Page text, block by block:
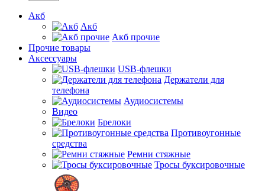
Акб
Акб
Акб прочие
Прочие товары
Аксессуары
USB-флешки
Держатели для
телефона
Аудиосистемы
Видео
Брелоки
Противоугонные
средства
Ремни стяжные
Тросы буксировочные